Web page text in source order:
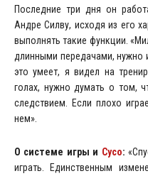
Последние три дня он
Андре Силву, исходя из его
выполнять такие функции.
длинными передачами, нужно
это умеет, я видел на
голах, нужно думать о том,
следствием. Если плохо
нем».
О системе игры и Сусо:
играть. Единственным